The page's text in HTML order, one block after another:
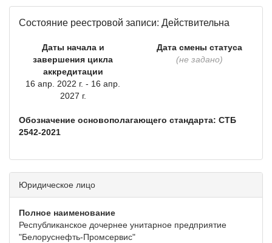
Состояние реестровой записи: Действительна
Даты начала и
завершения цикла
аккредитации
16 апр. 2022 г. - 16 апр.
2027 г.
Дата смены статуса
(не задано)
Обозначение основополагающего стандарта: СТБ
2542-2021
Юридическое лицо
Полное наименование
Республиканское дочернее унитарное предприятие
"Белоруснефть-Промсервис"